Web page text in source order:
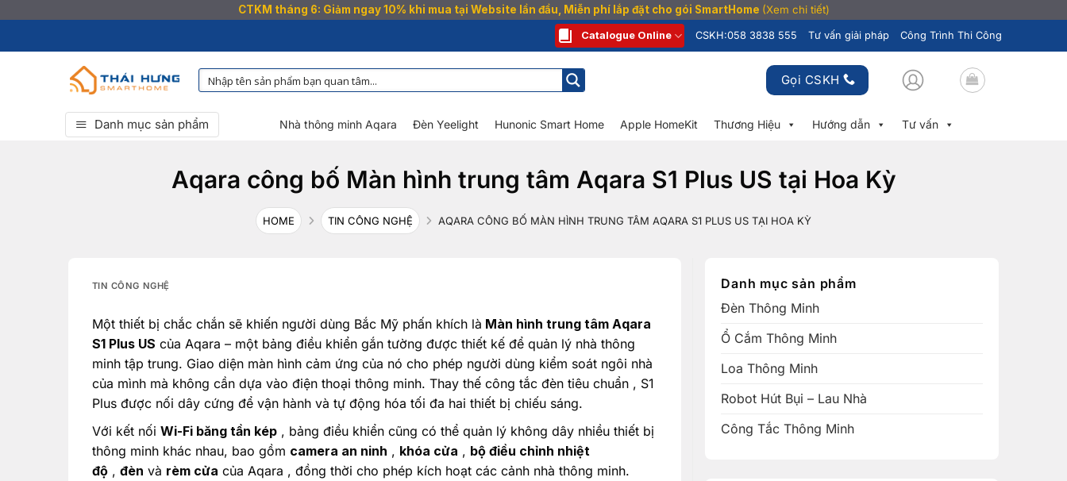
CTKM tháng 6: Giảm ngay 10% khi mua tại Website lần đầu, Miễn phí lắp đặt cho gói SmartHome (Xem chi tiết)
qua
Catalogue Online CSKH:058 3838 555 Tư vấn giải pháp Công Trình Thi Công
Gọi CSKH
Danh mục sản phẩm Nhà thông minh Aqara Đèn Yeelight Hunonic Smart Home Apple HomeKit Thương Hiệu Hướng dẫn Tư vấn
Aqara công bố Màn hình trung tâm Aqara S1 Plus US tại Hoa Kỳ
HOME TIN CÔNG NGHỆ AQARA CÔNG BỐ MÀN HÌNH TRUNG TÂM AQARA S1 PLUS US TẠI HOA KỲ
TIN CÔNG NGHỆ
Một thiết bị chắc chắn sẽ khiến người dùng Bắc Mỹ phấn khích là Màn hình trung tâm Aqara
S1 Plus US của Aqara – một bảng điều khiển gắn tường được thiết kế để quản lý nhà thông
minh tập trung. Giao diện màn hình cảm ứng của nó cho phép người dùng kiểm soát ngôi nhà
của mình mà không cần dựa vào điện thoại thông minh. Thay thế công tắc đèn tiêu chuẩn , S1
Plus được nối dây cứng để vận hành và tự động hóa tối đa hai thiết bị chiếu sáng.
Với kết nối Wi-Fi băng tần kép, bảng điều khiển cũng có thể quản lý không dây nhiều thiết bị
thông minh khác nhau, bao gồm camera an ninh , khóa cửa , bộ điều chỉnh nhiệt
độ, đèn và rèm cửa của Aqara , đồng thời cho phép kích hoạt các cảnh nhà thông minh.
Danh mục sản phẩm
Đèn Thông Minh
Ổ Cắm Thông Minh
Loa Thông Minh
Robot Hút Bụi – Lau Nhà
Công Tắc Thông Minh